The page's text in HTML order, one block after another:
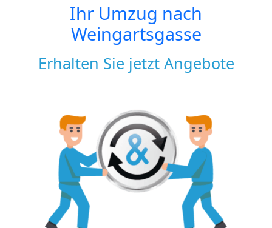
Ihr Umzug nach
Weingartsgasse
Erhalten Sie jetzt Angebote